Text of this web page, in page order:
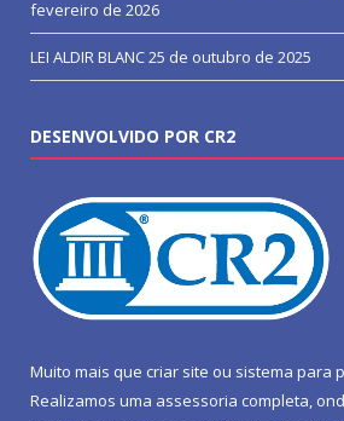
fevereiro de 2026
LEI ALDIR BLANC25 de outubro de 2025
DESENVOLVIDO POR CR2
Muito mais que criar site ou sistema para
Realizamos uma assessoria completa,